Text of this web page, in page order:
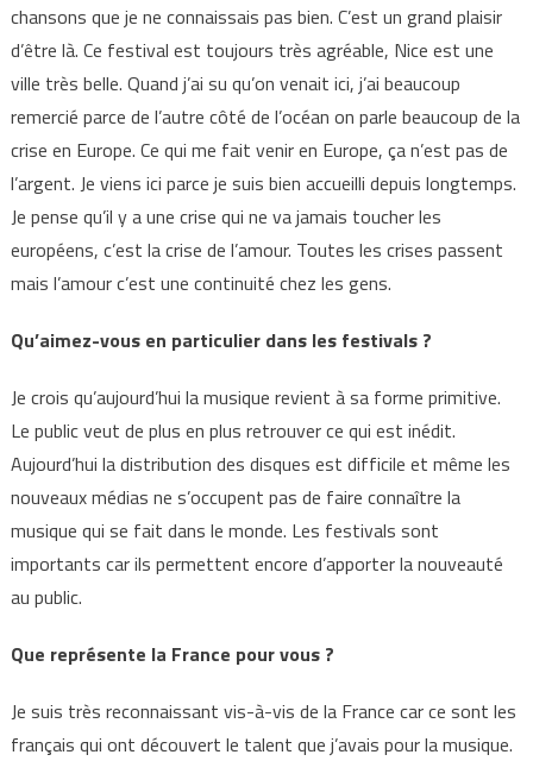
chansons que je ne connaissais pas bien. C’est un grand plaisir
d’être là. Ce festival est toujours très agréable, Nice est une
ville très belle. Quand j’ai su qu’on venait ici, j’ai beaucoup
remercié parce de l’autre côté de l’océan on parle beaucoup de la
crise en Europe. Ce qui me fait venir en Europe, ça n’est pas de
l’argent. Je viens ici parce je suis bien accueilli depuis longtemps.
Je pense qu’il y a une crise qui ne va jamais toucher les
européens, c’est la crise de l’amour. Toutes les crises passent
mais l’amour c’est une continuité chez les gens.
Qu’aimez-vous en particulier dans les festivals ?
Je crois qu’aujourd’hui la musique revient à sa forme primitive.
Le public veut de plus en plus retrouver ce qui est inédit.
Aujourd’hui la distribution des disques est difficile et même les
nouveaux médias ne s’occupent pas de faire connaître la
musique qui se fait dans le monde. Les festivals sont
importants car ils permettent encore d’apporter la nouveauté
au public.
Que représente la France pour vous ?
Je suis très reconnaissant vis-à-vis de la France car ce sont les
français qui ont découvert le talent que j’avais pour la musique.